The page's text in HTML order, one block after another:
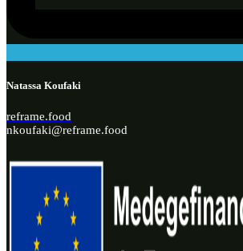
Natassa Koufaki
reframe.food
nkoufaki@reframe.food